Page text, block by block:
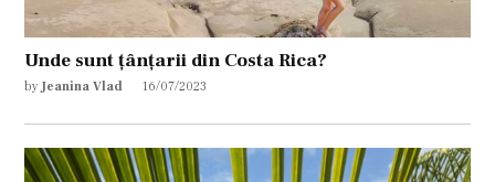
Unde sunt țânțarii din Costa Rica?
by Jeanina Vlad 16/07/2023